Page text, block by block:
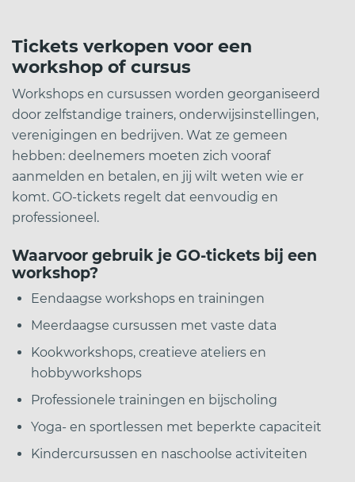
Tickets verkopen voor een
workshop of cursus
Workshops en cursussen worden georganiseerd
door zelfstandige trainers, onderwijsinstellingen,
verenigingen en bedrijven. Wat ze gemeen
hebben: deelnemers moeten zich vooraf
aanmelden en betalen, en jij wilt weten wie er
komt. GO-tickets regelt dat eenvoudig en
professioneel.
Waarvoor gebruik je GO-tickets bij een
workshop?
Eendaagse workshops en trainingen
Meerdaagse cursussen met vaste data
Kookworkshops, creatieve ateliers en
hobbyworkshops
Professionele trainingen en bijscholing
Yoga- en sportlessen met beperkte capaciteit
Kindercursussen en naschoolse activiteiten